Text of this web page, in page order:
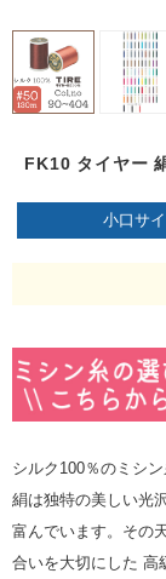
FK10 タイヤー
小口サ
シルク100％のミシン
絹は独特の美しい光
富んでいます。その
合いを大切にした 高